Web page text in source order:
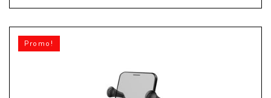
Promo!